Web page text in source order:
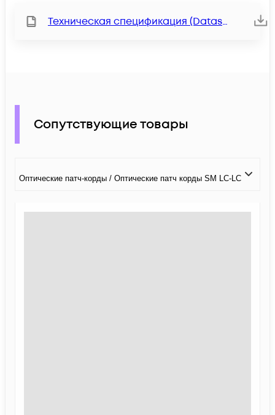
Техническая спецификация (Datasheet)
Сопутствующие товары
Оптические патч-корды / Оптические патч корды SM LC-LC